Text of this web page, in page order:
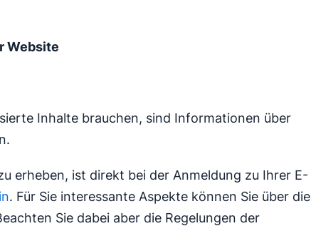
Website
Inhalte brauchen, sind Informationen über
erheben, ist direkt bei der Anmeldung zu Ihrer E-
. Für Sie interessante Aspekte können Sie über die
Sie dabei aber die Regelungen der